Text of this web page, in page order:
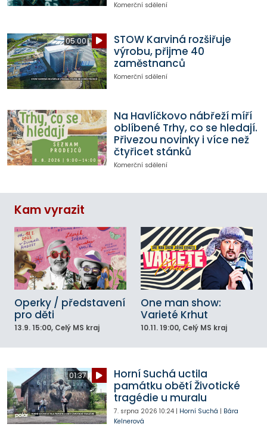
Komerční sdělení
05:00
STOW Karviná rozšiřuje
výrobu, přijme 40
zaměstnanců
Komerční sdělení
Na Havlíčkovo nábřeží míří
oblíbené Trhy, co se hledají.
Přivezou novinky i více než
čtyřicet stánků
Komerční sdělení
Kam vyrazit
Operky / představení
pro děti
13.9. 15:00, Celý MS kraj
One man show:
Varieté Krhut
10.11. 19:00, Celý MS kraj
01:37
Horní Suchá uctila
památku obětí Životické
tragédie u muralu
7. srpna 2026 10:24| Horní Suchá | Bára
Kelnerová